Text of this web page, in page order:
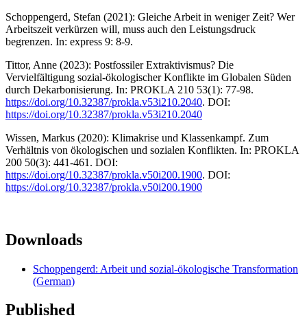
Schoppengerd, Stefan (2021): Gleiche Arbeit in weniger Zeit? Wer
Arbeitszeit verkürzen will, muss auch den Leistungsdruck
begrenzen. In: express 9: 8-9.
Tittor, Anne (2023): Postfossiler Extraktivismus? Die
Vervielfältigung sozial-ökologischer Konflikte im Globalen Süden
durch Dekarbonisierung. In: PROKLA 210 53(1): 77-98.
https://doi.org/10.32387/prokla.v53i210.2040. DOI:
https://doi.org/10.32387/prokla.v53i210.2040
Wissen, Markus (2020): Klimakrise und Klassenkampf. Zum
Verhältnis von ökologischen und sozialen Konflikten. In: PROKLA
200 50(3): 441-461. DOI:
https://doi.org/10.32387/prokla.v50i200.1900. DOI:
https://doi.org/10.32387/prokla.v50i200.1900
Downloads
Schoppengerd: Arbeit und sozial-ökologische Transformation
(German)
Published